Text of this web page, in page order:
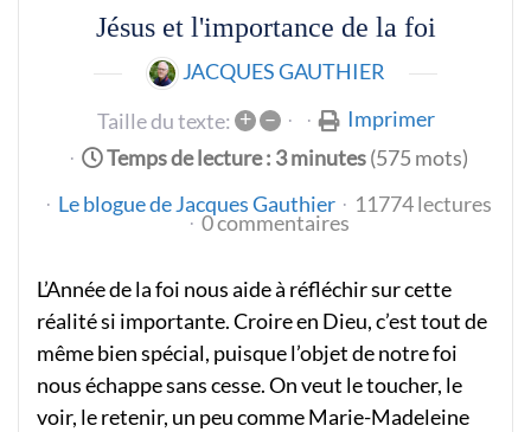
Jésus et l'importance de la foi
JACQUES GAUTHIER
Taille du texte: + –
Imprimer
Temps de lecture : 3 minutes(575 mots)
Le blogue de Jacques Gauthier
11774 lectures
0 commentaires
L’Année de la foi nous aide à réfléchir sur cette
réalité si importante. Croire en Dieu, c’est tout de
même bien spécial, puisque l’objet de notre foi
nous échappe sans cesse. On veut le toucher, le
voir, le retenir, un peu comme Marie-Madeleine